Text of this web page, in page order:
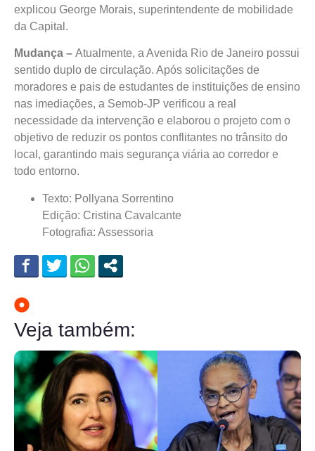
explicou George Morais, superintendente de mobilidade
da Capital.
Mudança – Atualmente, a Avenida Rio de Janeiro possui
sentido duplo de circulação. Após solicitações de
moradores e pais de estudantes de instituições de ensino
nas imediações, a Semob-JP verificou a real
necessidade da intervenção e elaborou o projeto com o
objetivo de reduzir os pontos conflitantes no trânsito do
local, garantindo mais segurança viária ao corredor e
todo entorno.
Texto: Pollyana Sorrentino
Edição: Cristina Cavalcante
Fotografia: Assessoria
Veja também: